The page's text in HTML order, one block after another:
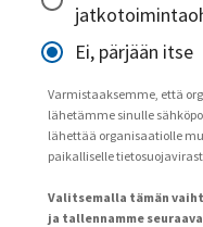
Ei, pärjään itse
Varmistaaksemme, että
lähetämme sinulle
lähettää organisaatiolle
paikalliselle
Valitsemalla tämän
ja tallennamme